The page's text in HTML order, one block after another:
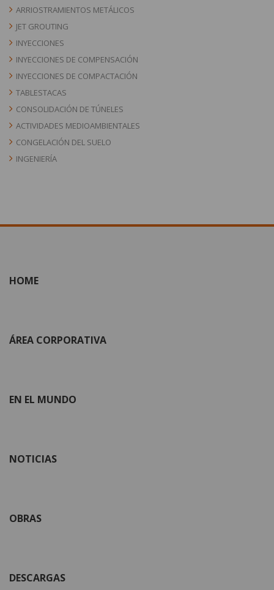
ARRIOSTRAMIENTOS METÁLICOS
JET GROUTING
INYECCIONES
INYECCIONES DE COMPENSACIÓN
INYECCIONES DE COMPACTACIÓN
TABLESTACAS
CONSOLIDACIÓN DE TÚNELES
ACTIVIDADES MEDIOAMBIENTALES
CONGELACIÓN DEL SUELO
INGENIERÍA
HOME
ÁREA CORPORATIVA
EN EL MUNDO
NOTICIAS
OBRAS
DESCARGAS